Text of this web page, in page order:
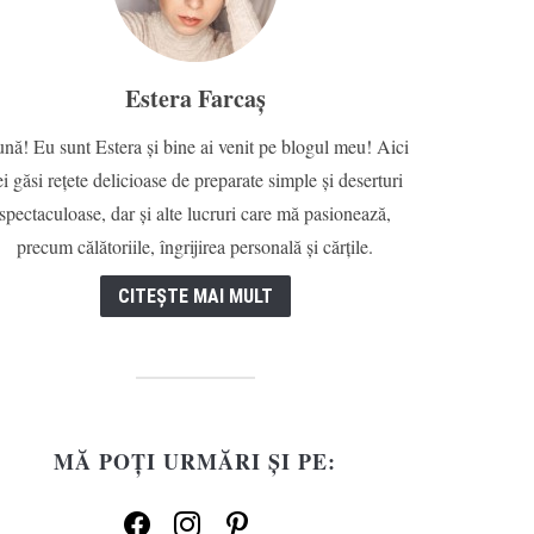
Estera Farcaș
Eu sunt Estera și bine ai venit pe blogul meu! Aici
găsi rețete delicioase de preparate simple și deserturi
spectaculoase, dar și alte lucruri care mă pasionează,
precum călătoriile, îngrijirea personală și cărțile.
CITEȘTE MAI MULT
MĂ POȚI URMĂRI ȘI PE:
facebookinstagrampinterest